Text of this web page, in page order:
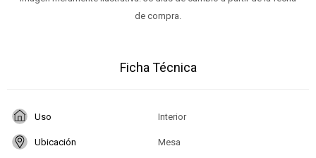
de compra.
Ficha Técnica
Uso Interior
Ubicación Mesa